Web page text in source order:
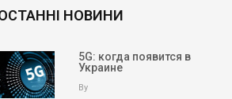
НОВИНИ
5G: когда появится в
Украине
By